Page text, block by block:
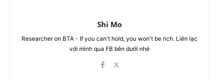
Shi Mo
Researcher on BTA - If you can't hold, you won't be rich. Liên lạc
với mình qua FB bên dưới nhé